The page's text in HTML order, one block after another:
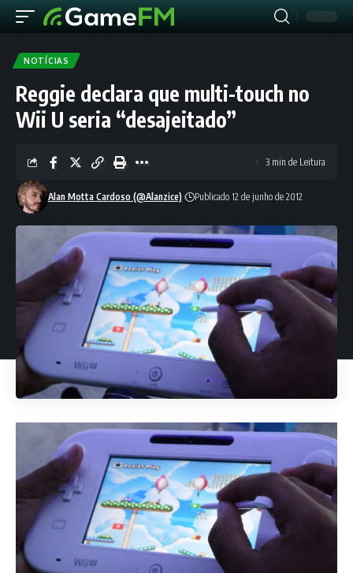
NOTÍCIAS
Reggie declara que multi-touch no
Wii U seria “desajeitado”
Alan Motta Cardoso (@Alanzice) Publicado 12 de junho de 2012
3 min de Leitura